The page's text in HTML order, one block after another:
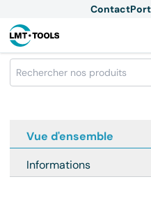
Contact
Vue d'ensemble
Informations